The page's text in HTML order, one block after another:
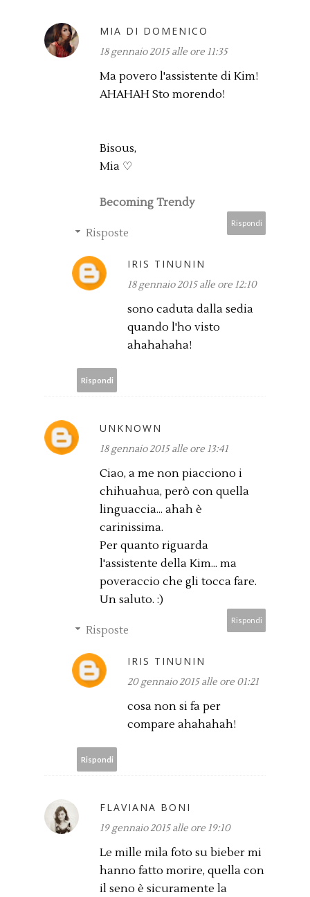
MIA DI DOMENICO
18 gennaio 2015 alle ore 11:35
Ma povero l'assistente di Kim!
AHAHAH Sto morendo!
Bisous,
Mia ♡
Becoming Trendy
Rispondi
Risposte
IRIS TINUNIN
18 gennaio 2015 alle ore 12:10
sono caduta dalla sedia
quando l'ho visto
ahahahaha!
Rispondi
UNKNOWN
18 gennaio 2015 alle ore 13:41
Ciao, a me non piacciono i
chihuahua, però con quella
linguaccia... ahah è
carinissima.
Per quanto riguarda
l'assistente della Kim... ma
poveraccio che gli tocca fare.
Un saluto. :)
Rispondi
Risposte
IRIS TINUNIN
20 gennaio 2015 alle ore 01:21
cosa non si fa per
compare ahahahah!
Rispondi
FLAVIANA BONI
19 gennaio 2015 alle ore 19:10
Le mille mila foto su bieber mi
hanno fatto morire, quella con
il seno è sicuramente la